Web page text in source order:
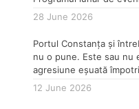
28 June 2026
Portul Constanța și
nu o pune. Este sau nu
agresiune eșuată
12 June 2026